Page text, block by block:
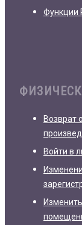
Функции
Возврат
Войти в